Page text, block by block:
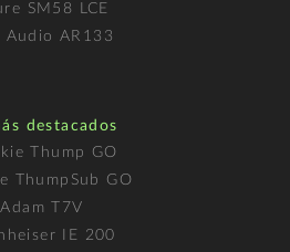
SM58 LCE
Audio AR133
destacados
Thump GO
ThumpSub GO
Adam T7V
IE 200